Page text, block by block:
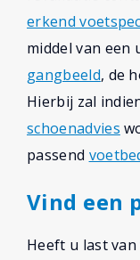
erkend
middel van
gangbeeld, de
Hierbij zal
schoenadvies
passend
Vind een
Heeft u last